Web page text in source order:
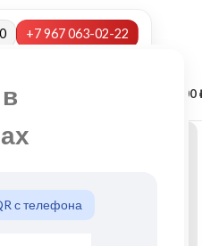
с телефона
+7 967 063-02-22
0,00